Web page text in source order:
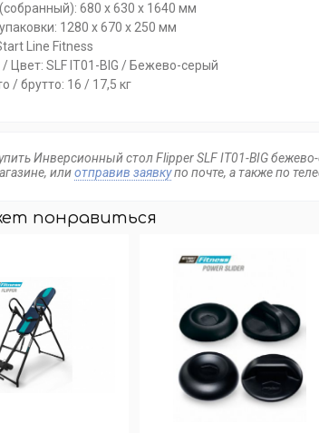
680 х 630 х 1640 мм
1280 х 670 х 250 мм
Line Fitness
/ Цвет: SLF IT01-BIG / Бежево-серый
/ брутто: 16 / 17,5 кг
Инверсионный стол Flipper SLF IT01-BIG
илиотправив заявкупо почте, а также по
понравиться